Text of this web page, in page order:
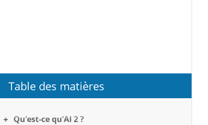
Table des matières
Qu’est-ce qu’AI 2 ?